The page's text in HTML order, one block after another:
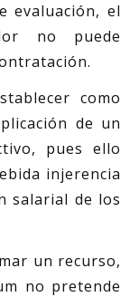
evaluación, el
no puede
como
de un
pues ello
injerencia
salarial de los
un recurso,
no pretende